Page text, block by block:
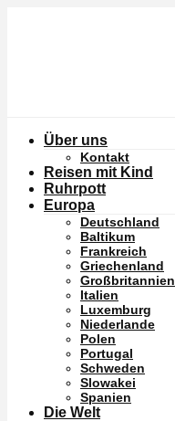
Über uns
Kontakt
Reisen mit Kind
Ruhrpott
Europa
Deutschland
Baltikum
Frankreich
Griechenland
Großbritannien
Italien
Luxemburg
Niederlande
Polen
Portugal
Schweden
Slowakei
Spanien
Die Welt